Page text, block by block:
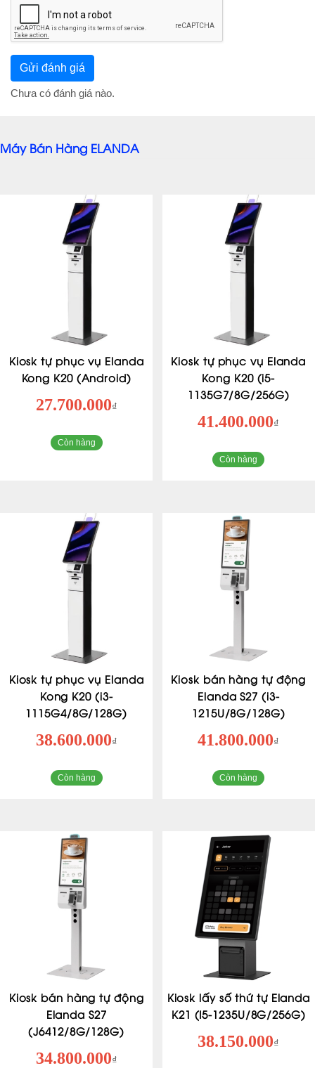
Chưa có đánh giá nào.
Máy Bán Hàng ELANDA
Kiosk tự phục vụ Elanda
Kong K20 (Android)
27.700.000₫
Còn hàng
Kiosk tự phục vụ Elanda
Kong K20 (i5-
1135G7/8G/256G)
41.400.000₫
Còn hàng
Kiosk tự phục vụ Elanda
Kong K20 (i3-
1115G4/8G/128G)
38.600.000₫
Còn hàng
Kiosk bán hàng tự động
Elanda S27 (i3-
1215U/8G/128G)
41.800.000₫
Còn hàng
Kiosk bán hàng tự động
Elanda S27
(J6412/8G/128G)
34.800.000₫
Kiosk lấy số thứ tự Elanda
K21 (I5-1235U/8G/256G)
38.150.000₫